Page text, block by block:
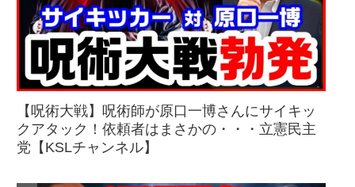
【呪術大戦】呪術師が原口一博さんにサイキッ
クアタック！依頼者はまさかの・・・立憲民主
党【KSLチャンネル】